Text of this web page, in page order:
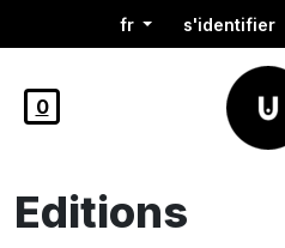
fr s'identifier
0
Editions